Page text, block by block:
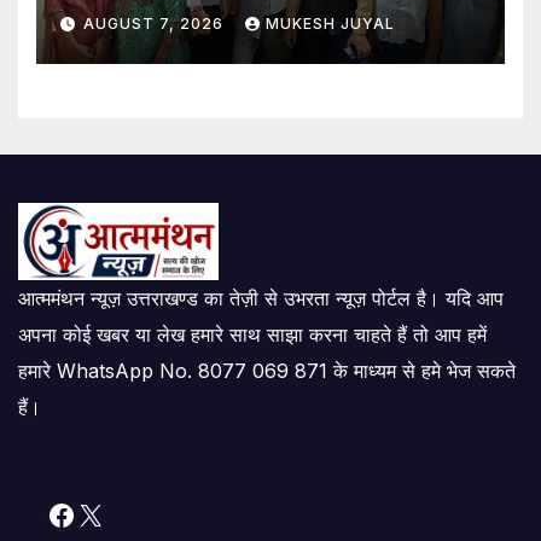
अवहेलना का लगाया आरोप
AUGUST 7, 2026 MUKESH JUYAL
आत्ममंथन न्यूज़ उत्तराखण्ड का तेज़ी से उभरता न्यूज़ पोर्टल है। यदि आप
अपना कोई खबर या लेख हमारे साथ साझा करना चाहते हैं तो आप हमें
हमारे WhatsApp No. 8077 069 871 के माध्यम से हमे भेज सकते
हैं।
Facebook
X